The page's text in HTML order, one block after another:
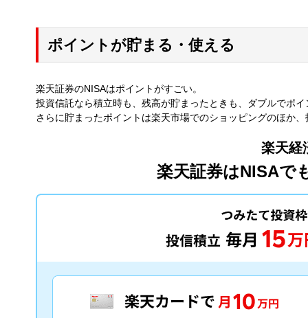
ポイントが貯まる・使える
楽天証券のNISAはポイントがすごい。
投資信託なら積立時も、残高が貯まったときも、ダブルでポ
さらに貯まったポイントは楽天市場でのショッピングのほか
楽天経
楽天証券はNISAで